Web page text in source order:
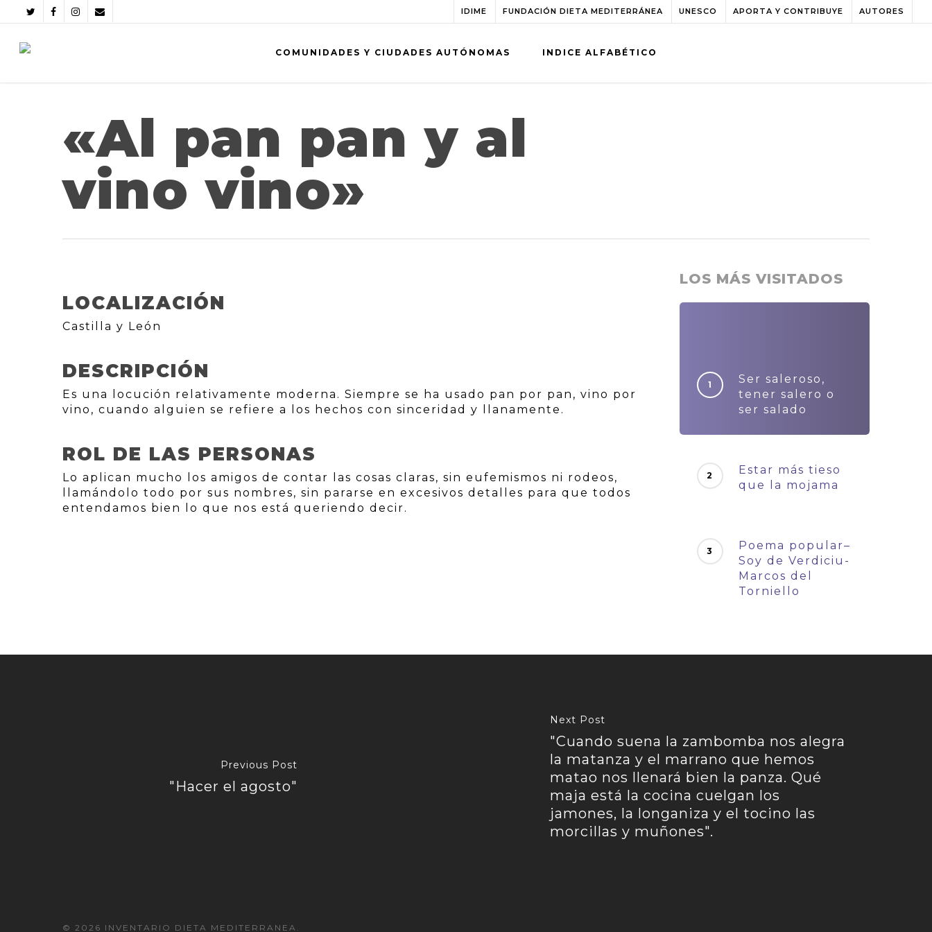
IDIME FUNDACIÓN DIETA MEDITERRÁNEA UNESCO APORTA Y CONTRIBUYE AUTORES
COMUNIDADES Y CIUDADES AUTÓNOMAS INDICE ALFABÉTICO
«Al pan pan y al
vino vino»
LOCALIZACIÓN
Castilla y León
DESCRIPCIÓN
Es una locución relativamente moderna. Siempre se ha usado pan por pan, vino por
vino, cuando alguien se refiere a los hechos con sinceridad y llanamente.
ROL DE LAS PERSONAS
Lo aplican mucho los amigos de contar las cosas claras, sin eufemismos ni rodeos,
llamándolo todo por sus nombres, sin pararse en excesivos detalles para que todos
entendamos bien lo que nos está queriendo decir.
LOS MÁS VISITADOS
Ser saleroso,
tener salero o
ser salado
Estar más tieso
que la mojama
Poema popular–
Soy de Verdiciu-
Marcos del
Torniello
Previous Post
"Hacer el agosto"
Next Post
"Cuando suena la zambomba nos alegra
la matanza y el marrano que hemos
matao nos llenará bien la panza. Qué
maja está la cocina cuelgan los
jamones, la longaniza y el tocino las
morcillas y muñones".
© 2026 INVENTARIO DIETA MEDITERRANEA.